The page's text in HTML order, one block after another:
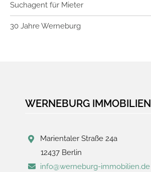
Suchagent für Mieter
30 Jahre Werneburg
WERNEBURG IMMOBILIEN
Marientaler Straße 24a
12437 Berlin
info@werneburg-immobilien.de